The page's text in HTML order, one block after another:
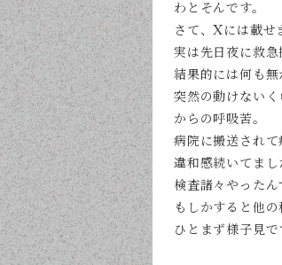
わとそんです。
さて、Xには載せ
実は先日夜に救急
結果的には何も無
突然の動けないく
からの呼吸苦。
病院に搬送され
違和感続いてまし
検査諸々やった
もしかすると他
ひとまず様子見で